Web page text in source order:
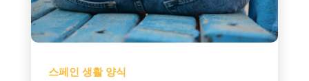
스페인 생활 양식